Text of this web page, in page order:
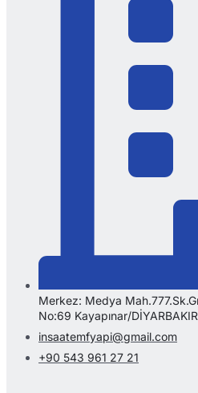
Merkez: Medya
No:69 Kayapınar/DİYARBAKIR
insaatemfyapi@gmail.com
+90 543 961 27 21